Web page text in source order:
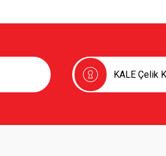
KALE Çelik